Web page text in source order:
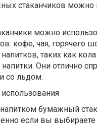
стаканчиков можно
можно
кофе, чая, горячего
таких как
Они отлично
со льдом.
бумажный
если вы